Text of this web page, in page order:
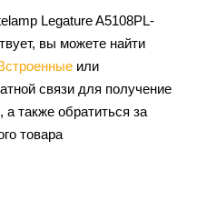
Legature A5108PL-
вы можете найти
или
связи для получение
также обратиться за
товара